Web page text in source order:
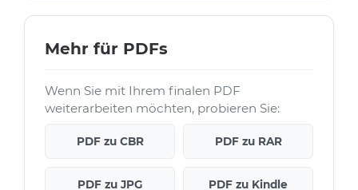
Mehr für PDFs
Wenn Sie mit Ihrem finalen PDF
weiterarbeiten möchten, probieren Sie:
PDF zu CBR PDF zu RAR
PDF zu JPG PDF zu Kindle